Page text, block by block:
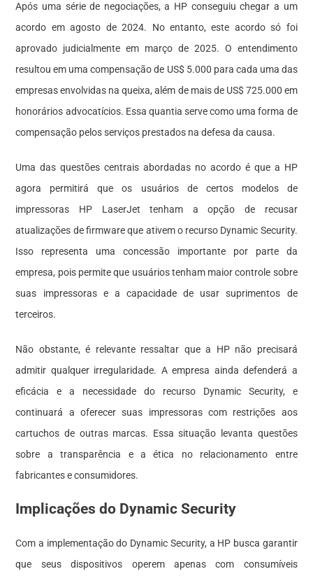
Após uma série de negociações, a HP conseguiu chegar a um
acordo em agosto de 2024. No entanto, este acordo só foi
aprovado judicialmente em março de 2025. O entendimento
resultou em uma compensação de US$ 5.000 para cada uma das
empresas envolvidas na queixa, além de mais de US$ 725.000 em
honorários advocatícios. Essa quantia serve como uma forma de
compensação pelos serviços prestados na defesa da causa.
Uma das questões centrais abordadas no acordo é que a HP
agora permitirá que os usuários de certos modelos de
impressoras HP LaserJet tenham a opção de recusar
atualizações de firmware que ativem o recurso Dynamic Security.
Isso representa uma concessão importante por parte da
empresa, pois permite que usuários tenham maior controle sobre
suas impressoras e a capacidade de usar suprimentos de
terceiros.
Não obstante, é relevante ressaltar que a HP não precisará
admitir qualquer irregularidade. A empresa ainda defenderá a
eficácia e a necessidade do recurso Dynamic Security, e
continuará a oferecer suas impressoras com restrições aos
cartuchos de outras marcas. Essa situação levanta questões
sobre a transparência e a ética no relacionamento entre
fabricantes e consumidores.
Implicações do Dynamic Security
Com a implementação do Dynamic Security, a HP busca garantir
que seus dispositivos operem apenas com consumíveis